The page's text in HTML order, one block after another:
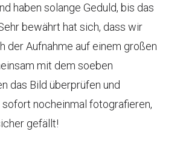
haben solange Geduld, bis das
bewährt hat sich, dass wir
der Aufnahme auf einem großen
mit dem soeben
das Bild überprüfen und
nocheinmal fotografieren,
gefällt!